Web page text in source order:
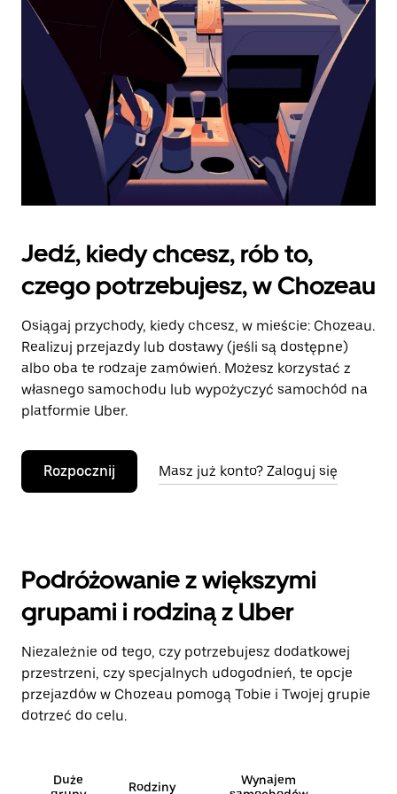
kalendarz.
Jedź, kiedy chcesz, rób to,
czego potrzebujesz, w Chozeau
Osiągaj przychody, kiedy chcesz, w mieście: Chozeau.
Realizuj przejazdy lub dostawy (jeśli są dostępne)
albo oba te rodzaje zamówień. Możesz korzystać z
własnego samochodu lub wypożyczyć samochód na
platformie Uber.
Rozpocznij Masz już konto? Zaloguj się
Podróżowanie z większymi
grupami i rodziną z Uber
Niezależnie od tego, czy potrzebujesz dodatkowej
przestrzeni, czy specjalnych udogodnień, te opcje
przejazdów w Chozeau pomogą Tobie i Twojej grupie
dotrzeć do celu.
Duże
Rodziny
Wynajem